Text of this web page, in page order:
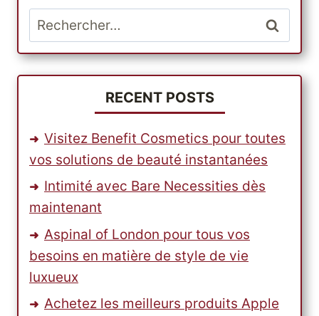
MÉMOIRES
COMPLÈTES
Rechercher :
RECENT POSTS
Visitez Benefit Cosmetics pour toutes
vos solutions de beauté instantanées
Intimité avec Bare Necessities dès
maintenant
Aspinal of London pour tous vos
besoins en matière de style de vie
luxueux
Achetez les meilleurs produits Apple